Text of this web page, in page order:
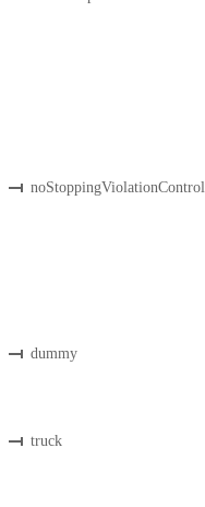
noStoppingViolationControl
dummy
truck